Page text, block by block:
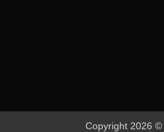
Copyright 2026 ©